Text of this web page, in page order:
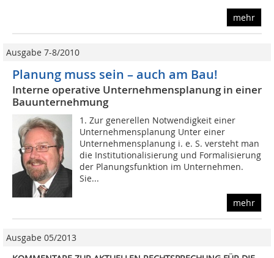
mehr
Ausgabe 7-8/2010
Planung muss sein – auch am Bau!
Interne operative Unternehmensplanung in einer
Bauunternehmung
1. Zur generellen Notwendigkeit einer
Unternehmensplanung Unter einer
Unternehmensplanung i. e. S. versteht man
die Institutionalisierung und Formalisierung
der Planungsfunktion im Unternehmen.
Sie...
mehr
Ausgabe 05/2013